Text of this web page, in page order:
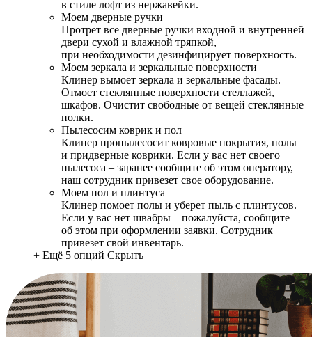
в стиле лофт из нержавейки.
Моем дверные ручки
Протрет все дверные ручки входной и внутренней
двери сухой и влажной тряпкой,
при необходимости дезинфицирует поверхность.
Моем зеркала и зеркальные поверхности
Клинер вымоет зеркала и зеркальные фасады.
Отмоет стеклянные поверхности стеллажей,
шкафов. Очистит свободные от вещей стеклянные
полки.
Пылесосим коврик и пол
Клинер пропылесосит ковровые покрытия, полы
и придверные коврики. Если у вас нет своего
пылесоса – заранее сообщите об этом оператору,
наш сотрудник привезет свое оборудование.
Моем пол и плинтуса
Клинер помоет полы и уберет пыль с плинтусов.
Если у вас нет швабры – пожалуйста, сообщите
об этом при оформлении заявки. Сотрудник
привезет свой инвентарь.
+ Ещё 5 опций Скрыть